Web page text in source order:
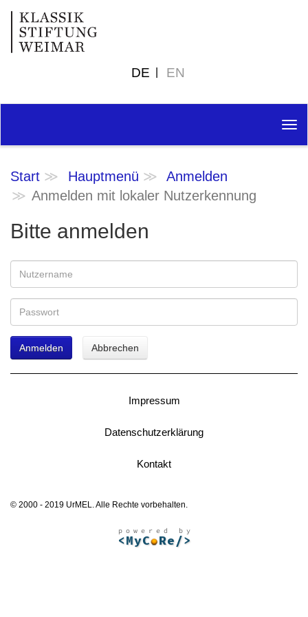
DE EN
Start Hauptmenü
Anmelden
Anmelden mit lokaler Nutzerkennung
Bitte anmelden
Anmelden Abbrechen
Impressum
Datenschutzerklärung
Kontakt
© 2000 - 2019 UrMEL. Alle Rechte vorbehalten.